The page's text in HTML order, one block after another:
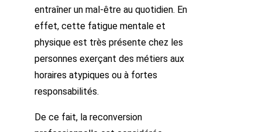
entraîner un mal-être au quotidien. En
effet, cette fatigue mentale et
physique est très présente chez les
personnes exerçant des métiers aux
horaires atypiques ou à fortes
responsabilités.
De ce fait, la reconversion